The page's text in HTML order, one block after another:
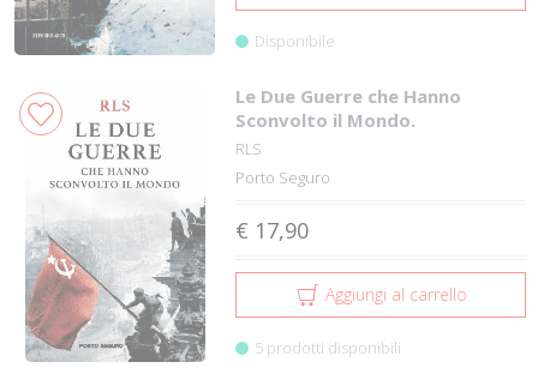
Disponibile
Le Due Guerre che Hanno
Sconvolto il Mondo.
RLS
Porto Seguro
€ 17,90
Aggiungi al carrello
5 prodotti disponibili